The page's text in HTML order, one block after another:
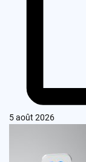
5 août 2026